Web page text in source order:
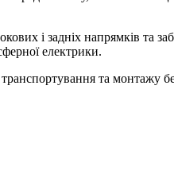
і задніх напрямків та
електрики.
та монтажу